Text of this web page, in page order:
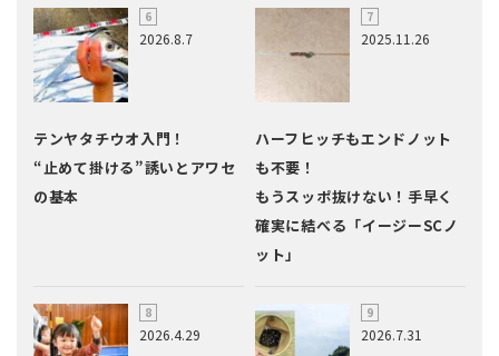
2026.8.7
テンヤタチウオ入門！
“止めて掛ける”誘いとアワセ
の基本
2025.11.26
ハーフヒッチもエンドノット
も不要！
もうスッポ抜けない！手早く
確実に結べる「イージーSCノ
ット」
2026.4.29 2026.7.31